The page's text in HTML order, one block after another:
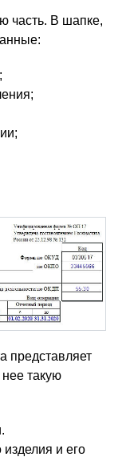
часть. В шапке,
представляет
такую
и его